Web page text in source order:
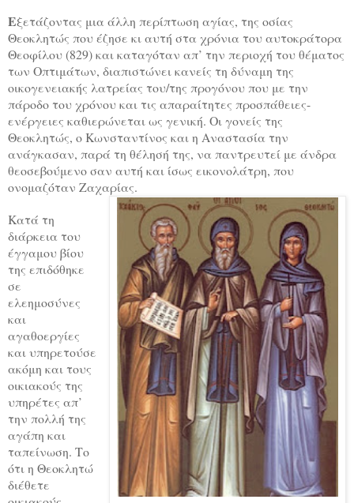
Εξετάζοντας μια άλλη περίπτωση αγίας, της οσίας
Θεοκλητώς που έζησε κι αυτή στα χρόνια του αυτοκράτορα
Θεοφίλου (829) και καταγόταν απ’ την περιοχή του θέματος
των Οπτιμάτων, διαπιστώνει κανείς τη δύναμη της
οικογενειακής λατρείας του/της προγόνου που με την
πάροδο του χρόνου και τις απαραίτητες προσπάθειες-
ενέργειες καθιερώνεται ως γενική. Οι γονείς της
Θεοκλητώς, ο Κωνσταντίνος και η Αναστασία την
ανάγκασαν, παρά τη θέλησή της, να παντρευτεί με άνδρα
θεοσεβούμενο σαν αυτή και ίσως εικονολάτρη, που
ονομαζόταν Ζαχαρίας.
Κατά τη
διάρκεια του
έγγαμου βίου
της επιδόθηκε
σε
ελεημοσύνες
και
αγαθοεργίες
και υπηρετούσε
ακόμη και τους
οικιακούς της
υπηρέτες απ’
την πολλή της
αγάπη και
ταπείνωση. Το
ότι η Θεοκλητώ
διέθετε